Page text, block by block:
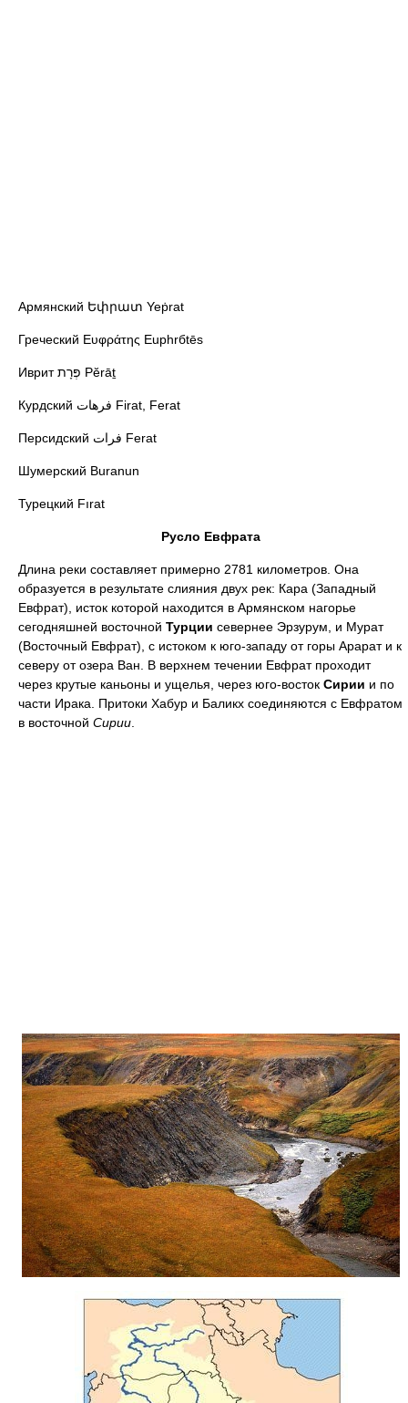
Армянский Եփրատ Yeṗrat
Греческий Ευφράτης Euphrбtēs
Иврит פְּרָת Pĕrāṯ
Курдский فرهات Firat, Ferat
Персидский فرات Ferat
Шумерский Buranun
Турецкий Fırat
Русло Евфрата
Длина реки составляет примерно 2781 километров. Она
образуется в результате слияния двух рек: Кара (Западный
Евфрат), исток которой находится в Армянском нагорье
сегодняшней восточной Турции севернее Эрзурум, и Мурат
(Восточный Евфрат), c истоком к юго-западу от горы Арарат и к
северу от озера Ван. В верхнем течении Евфрат проходит
через крутые каньоны и ущелья, через юго-восток Сирии и по
части Ирака. Притоки Хабур и Баликх соединяются с Евфратом
в восточной Сирии